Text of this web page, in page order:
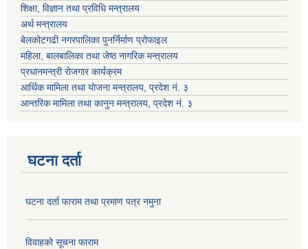
शिक्षा, विज्ञान तथा प्रविधि मन्त्रालय
अर्थ मन्त्रालय
बेलकोटगढी नगरपालिका पुनर्निर्माण प्रोफाइल
महिला, बालबालिका तथा जेष्ठ नागरिक मन्त्रालय
प्रधानमन्त्री रोजगार कार्यक्रम
आर्थिक मामिला तथा योजना मन्त्रालय, प्रदेश नं. ३
आन्तरिक मामिला तथा कानुन मन्त्रालय, प्रदेश नं. ३
घटना दर्ता
घटना दर्ता फाराम तथा प्रमाण पत्र नमुना
विवाहको सूचना फाराम